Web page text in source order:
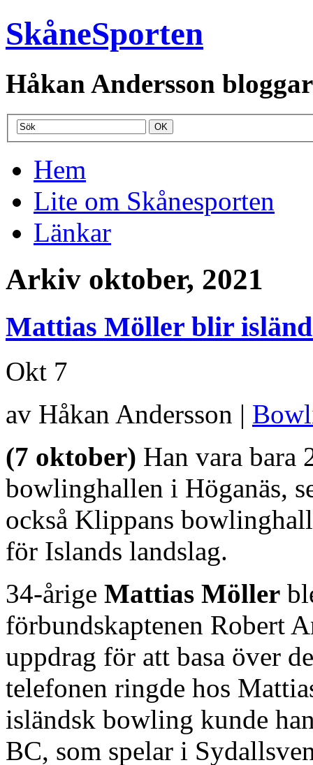
SkåneSporten
Håkan Andersson
Hem
Lite om Skånesporten
Länkar
Arkiv oktober, 2021
Mattias Möller blir
Okt 7
av Håkan Andersson |
(7 oktober) Han vara bara
bowlinghallen i Höganäs,
också Klippans
för Islands landslag.
34-årige Mattias Möller
förbundskaptenen Robert
uppdrag för att basa över
telefonen ringde hos
isländsk bowling kunde
BC, som spelar i